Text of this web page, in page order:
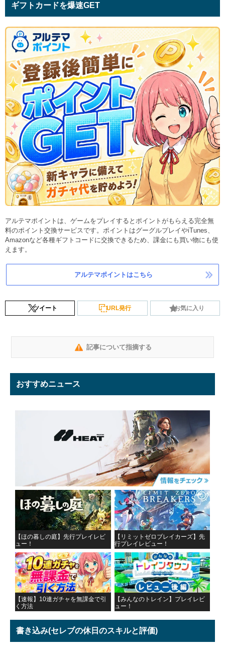
ギフトカードを爆速GET
アルテマポイントは、ゲームをプレイするとポイントがもらえる完全無
料のポイント交換サービスです。ポイントはグーグルプレイやiTunes、
Amazonなど各種ギフトコードに交換できるため、課金にも買い物にも使
えます。
アルテマポイントはこちら
ツイート URL発行 お気に入り
記事について指摘する
おすすめニュース
【ほの暮しの庭】先行プレイレビ
ュー！
【リミットゼロブレイカーズ】先
行プレイレビュー！
【速報】10連ガチャを無課金で引
く方法
【みんなのトレイン】プレイレビ
ュー！
書き込み(セレブの休日のスキルと評価)